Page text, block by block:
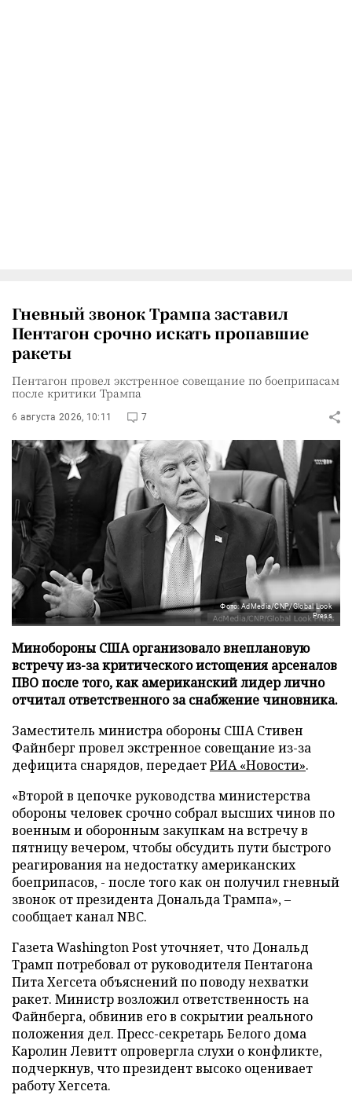
Гневный звонок Трампа заставил
Пентагон срочно искать пропавшие
ракеты
Пентагон провел экстренное совещание по боеприпасам
после критики Трампа
6 августа 2026, 10:11 7
Фото: AdMedia/CNP/Global Look
Press
Минобороны США организовало внеплановую
встречу из-за критического истощения арсеналов
ПВО после того, как американский лидер лично
отчитал ответственного за снабжение чиновника.
Заместитель министра обороны США Стивен
Файнберг провел экстренное совещание из-за
дефицита снарядов, передаетРИА «Новости».
«Второй в цепочке руководства министерства
обороны человек срочно собрал высших чинов по
военным и оборонным закупкам на встречу в
пятницу вечером, чтобы обсудить пути быстрого
реагирования на недостатку американских
боеприпасов, - после того как он получил гневный
звонок от президента Дональда Трампа», –
сообщает канал NBC.
Газета Washington Post уточняет, что Дональд
Трамп потребовал от руководителя Пентагона
Пита Хегсета объяснений по поводу нехватки
ракет. Министр возложил ответственность на
Файнберга, обвинив его в сокрытии реального
положения дел. Пресс-секретарь Белого дома
Каролин Левитт опровергла слухи о конфликте,
подчеркнув, что президент высоко оценивает
работу Хегсета.